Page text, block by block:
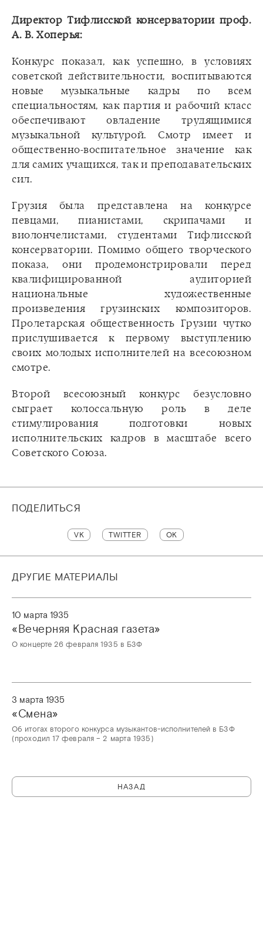
Директор Тифлисской консерватории проф.
А. В. Хоперья:
Конкурс показал, как успешно, в условиях
советской действительности, воспитываются
новые музыкальные кадры по всем
специальностям, как партия и рабочий класс
обеспечивают овладение трудящимися
музыкальной культурой. Смотр имеет и
общественно-воспитательное значение как
для самих учащихся, так и преподавательских
сил.
Грузия была представлена на конкурсе
певцами, пианистами, скрипачами и
виолончелистами, студентами Тифлисской
консерватории. Помимо общего творческого
показа, они продемонстрировали перед
квалифицированной аудиторией
национальные художественные
произведения грузинских композиторов.
Пролетарская общественность Грузии чутко
прислушивается к первому выступлению
своих молодых исполнителей на всесоюзном
смотре.
Второй всесоюзный конкурс безусловно
сыграет колоссальную роль в деле
стимулирования подготовки новых
исполнительских кадров в масштабе всего
Советского Союза.
ПОДЕЛИТЬСЯ
VK TWITTER OK
ДРУГИЕ МАТЕРИАЛЫ
10 марта 1935
«‎Вечерняя Красная газета»‎
О концерте 26 февраля 1935 в БЗФ
3 марта 1935
«Смена»‎
Об итогах второго конкурса музыкантов-исполнителей в БЗФ
(проходил 17 февраля – 2 марта 1935)
НАЗАД